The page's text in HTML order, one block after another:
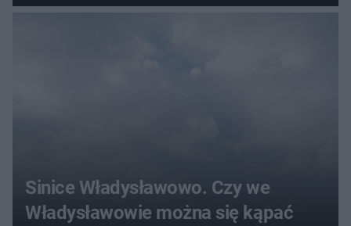
Sinice Władysławowo. Czy we
Władysławowie można się kąpać